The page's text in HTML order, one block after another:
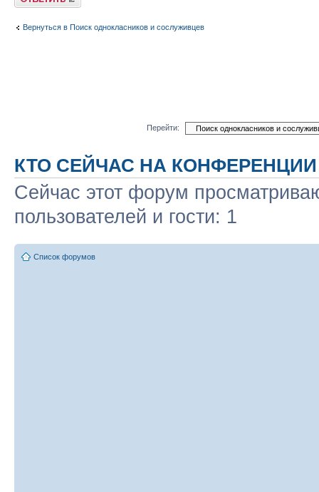
Вернуться в Поиск однокласников и сослуживцев
Перейти:
КТО СЕЙЧАС НА КОНФЕРЕНЦИИ
Сейчас этот форум
пользователей и гости: 1
Список форумов